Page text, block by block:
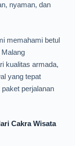
nyaman, dan
memahami betul
kualitas armada,
yang tepat
perjalanan
Cakra Wisata